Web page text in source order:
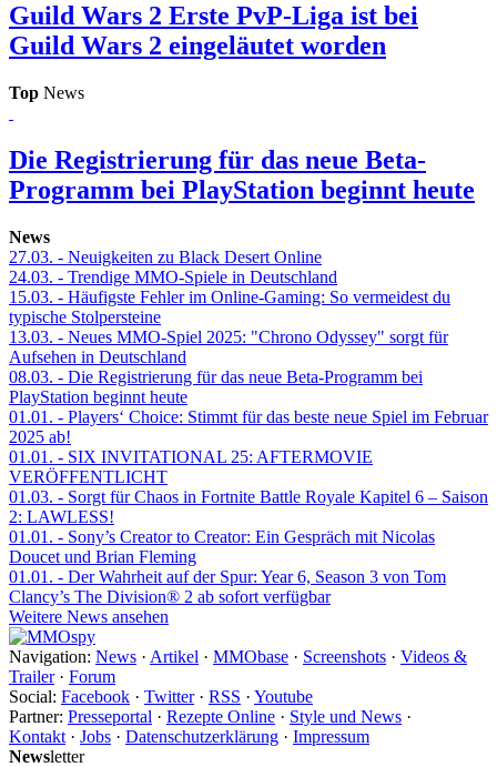
Guild Wars 2 Erste PvP-Liga ist bei
Guild Wars 2 eingeläutet worden
Top News
Die Registrierung für das neue Beta-
Programm bei PlayStation beginnt heute
News
27.03. - Neuigkeiten zu Black Desert Online
24.03. - Trendige MMO-Spiele in Deutschland
15.03. - Häufigste Fehler im Online-Gaming: So vermeidest du
typische Stolpersteine
13.03. - Neues MMO-Spiel 2025: "Chrono Odyssey" sorgt für
Aufsehen in Deutschland
08.03. - Die Registrierung für das neue Beta-Programm bei
PlayStation beginnt heute
01.01. - Players‘ Choice: Stimmt für das beste neue Spiel im Februar
2025 ab!
01.01. - SIX INVITATIONAL 25: AFTERMOVIE
VERÖFFENTLICHT
01.03. - Sorgt für Chaos in Fortnite Battle Royale Kapitel 6 – Saison
2: LAWLESS!
01.01. - Sony’s Creator to Creator: Ein Gespräch mit Nicolas
Doucet und Brian Fleming
01.01. - Der Wahrheit auf der Spur: Year 6, Season 3 von Tom
Clancy’s The Division® 2 ab sofort verfügbar
Weitere News ansehen
Navigation: News · Artikel · MMObase · Screenshots · Videos &
Trailer· Forum
Social: Facebook · Twitter· RSS · Youtube
Partner: Presseportal · Rezepte Online · Style und News ·
Kontakt · Jobs · Datenschutzerklärung · Impressum
Newsletter